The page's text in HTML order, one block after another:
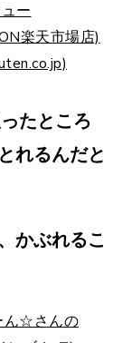
ー
楽天市場店)
たところ
れるんだと
かぶれるこ
ん☆さんの